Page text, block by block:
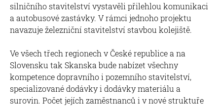
silničního stavitelství vystavěli přilehlou komunikaci
a autobusové zastávky. V rámci jednoho projektu
navazuje železniční stavitelství stavbou kolejiště.
Ve všech třech regionech v České republice a na
Slovensku tak Skanska bude nabízet všechny
kompetence dopravního i pozemního stavitelství,
specializované dodávky i dodávky materiálu a
surovin. Počet jejích zaměstnanců i v nové struktuře